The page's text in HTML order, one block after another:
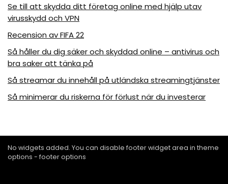
Se till att skydda ditt företag online med hjälp utav
virusskydd och VPN
Recension av FIFA 22
Så håller du dig säker och skyddad online – antivirus och
bra saker att tänka på
Så streamar du innehåll på utländska streamingtjänster
Så minimerar du riskerna för förlust när du investerar
No widgets added. You can disable footer widget area in theme
options - footer options